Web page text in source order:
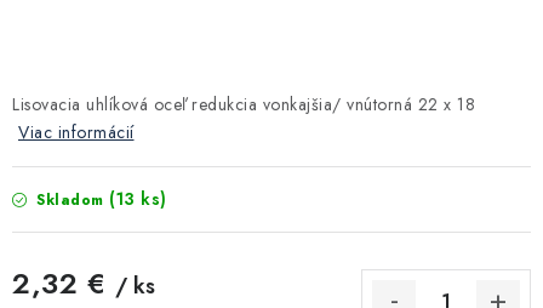
Záhrada a závlaha
Vetranie a rekuperácia
Kúpeľňa a sanita
Lisovacia uhlíková oceľ redukcia vonkajšia/ vnútorná 22 x 18
Viac informácií
Skladom (13 ks)
2,32 € / ks